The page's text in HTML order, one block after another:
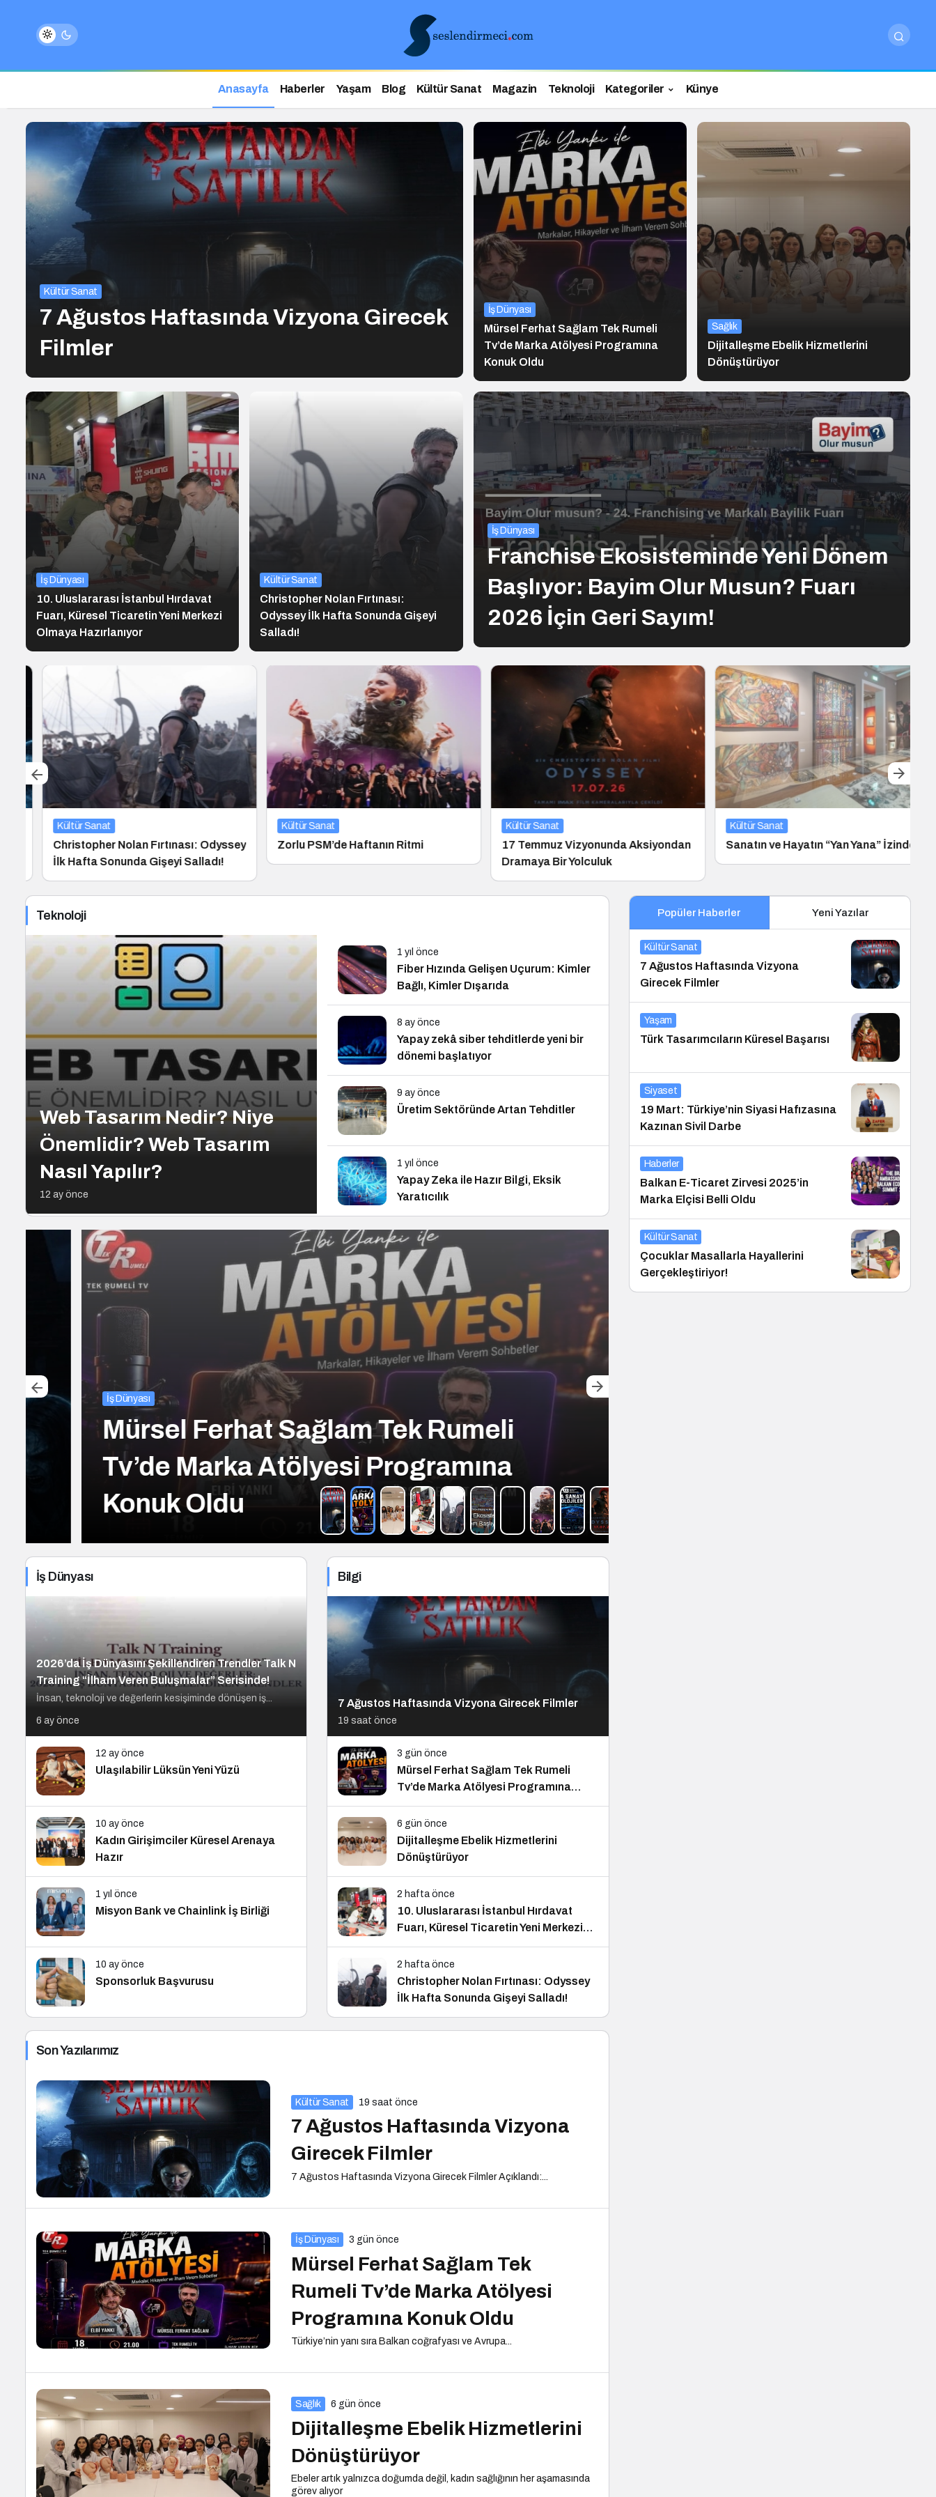
Anasayfa Haberler Yaşam Blog Kültür Sanat Magazin Teknoloji Kategoriler Künye
Kültür Sanat
7 Ağustos Haftasında Vizyona Girecek
Filmler
İş Dünyası
Mürsel Ferhat Sağlam Tek Rumeli
Tv’de Marka Atölyesi Programına
Konuk Oldu
Sağlık
Dijitalleşme Ebelik Hizmetlerini
Dönüştürüyor
İş Dünyası
10. Uluslararası İstanbul Hırdavat
Fuarı, Küresel Ticaretin Yeni Merkezi
Olmaya Hazırlanıyor
Kültür Sanat
Christopher Nolan Fırtınası:
Odyssey İlk Hafta Sonunda Gişeyi
Salladı!
İş Dünyası
Franchise Ekosisteminde Yeni Dönem
Başlıyor: Bayim Olur Musun? Fuarı
2026 İçin Geri Sayım!
Kültür Sanat
Christopher Nolan Fırtınası: Odyssey
İlk Hafta Sonunda Gişeyi Salladı!
Kültür Sanat
Zorlu PSM’de Haftanın Ritmi
Kültür Sanat
17 Temmuz Vizyonunda Aksiyondan
Dramaya Bir Yolculuk
Kültür Sanat
Sanatın ve Hayatın “Yan Yana” İzinde
Teknoloji
Web Tasarım Nedir? Niye
Önemlidir? Web Tasarım
Nasıl Yapılır?
12 ay önce
1 yıl önce
Fiber Hızında Gelişen Uçurum: Kimler
Bağlı, Kimler Dışarıda
8 ay önce
Yapay zekâ siber tehditlerde yeni bir
dönemi başlatıyor
9 ay önce
Üretim Sektöründe Artan Tehditler
1 yıl önce
Yapay Zeka ile Hazır Bilgi, Eksik
Yaratıcılık
İş Dünyası
Mürsel Ferhat Sağlam Tek Rumeli
Tv’de Marka Atölyesi Programına
Konuk Oldu
İş Dünyası
2026’da İş Dünyasını Şekillendiren Trendler Talk N
Training “İlham Veren Buluşmalar” Serisinde!
İnsan, teknoloji ve değerlerin kesişiminde dönüşen iş...
6 ay önce
12 ay önce
Ulaşılabilir Lüksün Yeni Yüzü
10 ay önce
Kadın Girişimciler Küresel Arenaya
Hazır
1 yıl önce
Misyon Bank ve Chainlink İş Birliği
10 ay önce
Sponsorluk Başvurusu
Bilgi
7 Ağustos Haftasında Vizyona Girecek Filmler
19 saat önce
3 gün önce
Mürsel Ferhat Sağlam Tek Rumeli
Tv’de Marka Atölyesi Programına
Konuk Oldu
6 gün önce
Dijitalleşme Ebelik Hizmetlerini
Dönüştürüyor
2 hafta önce
10. Uluslararası İstanbul Hırdavat
Fuarı, Küresel Ticaretin Yeni Merkezi
Olmaya Hazırlanıyor
2 hafta önce
Christopher Nolan Fırtınası: Odyssey
İlk Hafta Sonunda Gişeyi Salladı!
Son Yazılarımız
Kültür Sanat 19 saat önce
7 Ağustos Haftasında Vizyona
Girecek Filmler
7 Ağustos Haftasında Vizyona Girecek Filmler Açıklandı:...
İş Dünyası 3 gün önce
Mürsel Ferhat Sağlam Tek
Rumeli Tv’de Marka Atölyesi
Programına Konuk Oldu
Türkiye’nin yanı sıra Balkan coğrafyası ve Avrupa...
Sağlık 6 gün önce
Dijitalleşme Ebelik Hizmetlerini
Dönüştürüyor
Ebeler artık yalnızca doğumda değil, kadın sağlığının her aşamasında
görev alıyor
Popüler Haberler Yeni Yazılar
Kültür Sanat
7 Ağustos Haftasında Vizyona
Girecek Filmler
Yaşam
Türk Tasarımcıların Küresel Başarısı
Siyaset
19 Mart: Türkiye’nin Siyasi Hafızasına
Kazınan Sivil Darbe
Haberler
Balkan E-Ticaret Zirvesi 2025’in
Marka Elçisi Belli Oldu
Kültür Sanat
Çocuklar Masallarla Hayallerini
Gerçekleştiriyor!